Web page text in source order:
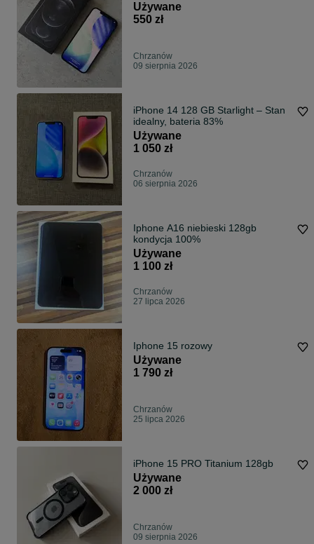
Używane
550 zł
Chrzanów
09 sierpnia 2026
iPhone 14 128 GB Starlight – Stan
idealny, bateria 83%
Używane
1 050 zł
Chrzanów
06 sierpnia 2026
Iphone A16 niebieski 128gb
kondycja 100%
Używane
1 100 zł
Chrzanów
27 lipca 2026
Iphone 15 rozowy
Używane
1 790 zł
Chrzanów
25 lipca 2026
iPhone 15 PRO Titanium 128gb
Używane
2 000 zł
Chrzanów
09 sierpnia 2026